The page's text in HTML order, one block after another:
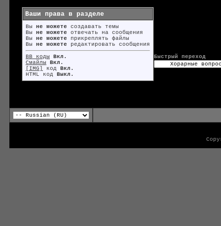
Ваши права в разделе
Вы не можете создавать темы
Вы не можете отвечать на сообщения
Вы не можете прикреплять файлы
Вы не можете редактировать сообщения
BB коды
Вкл.
Смайлы
Вкл.
[IMG]
код Вкл.
HTML код Выкл.
Быстрый переход